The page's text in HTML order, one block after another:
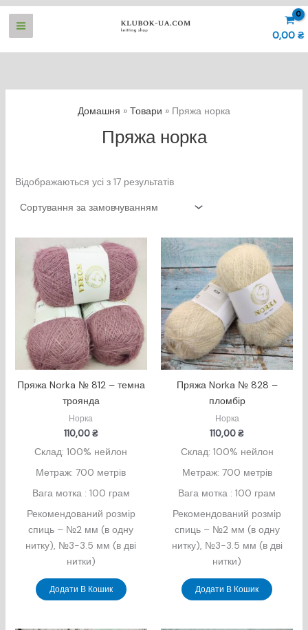
Перейти
0,00 ₴
Домашня Товари Пряжа норка
Пряжа норка
Відображаються усі з 17 результатів
Пряжа Norka № 812 – темна
троянда
Норка
110,00₴
Склад: 100% нейлон
Метраж: 700 метрів
Вага мотка : 100 грам
Рекомендований розмір
спиць – №2 мм (в одну
нитку), №3-3.5 мм (в дві
нитки)
Додати В Кошик
Пряжа Norka № 828 –
пломбір
Норка
110,00₴
Склад: 100% нейлон
Метраж: 700 метрів
Вага мотка : 100 грам
Рекомендований розмір
спиць – №2 мм (в одну
нитку), №3-3.5 мм (в дві
нитки)
Додати В Кошик